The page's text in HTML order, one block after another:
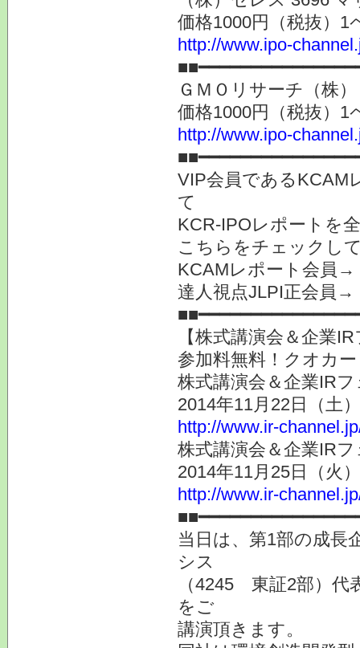
価格1000円（税抜）1
http://www.ipo-
ＧＭＯリサーチ（株
価格1000円（税抜）1
http://www.ipo-
VIP会員であるKCAM
て
KCR-IPOレポートを
こちらをチェックし
KCAMレポート会
達人視点JLPI正会
【株式講演会＆企業
参加料無料！クオカ
株式講演会＆企業IR
2014年11月22日（
http://www.ir-
株式講演会＆企業IR
2014年11月25日（
http://www.ir-
当日は、第1部の成長
シス
（4245 東証2部）
をご
講演頂きます。